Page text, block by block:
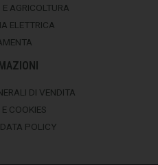
AGRICOLTURA
ELETTRICA
DI VENDITA
COOKIES
POLICY